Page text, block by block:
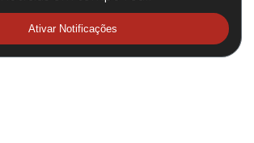
Ativar Notificações